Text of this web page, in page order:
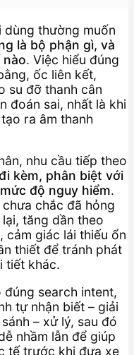
dùng thường muốn
là bộ phận gì, và
. Việc hiểu đúng
ốc liên kết,
su đỡ thanh cân
đoán sai, nhất là khi
ra âm thanh
nhu cầu tiếp theo
kèm, phân biệt với
độ nguy hiểm.
chưa chắc đã hỏng
tăng dần theo
cảm giác lái thiếu ổn
thiết để tránh phát
tiết khác.
search intent,
tự nhận biết – giải
– xử lý, sau đó
nhầm lẫn để giúp
tế trước khi đưa xe